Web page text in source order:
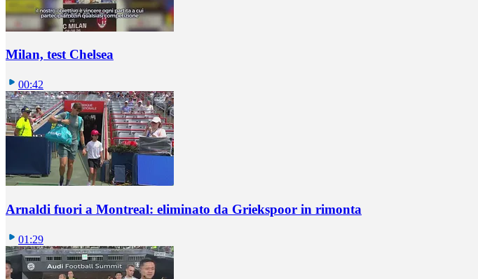
Milan, test Chelsea
00:42
Arnaldi fuori a Montreal: eliminato da Griekspoor in rimonta
01:29